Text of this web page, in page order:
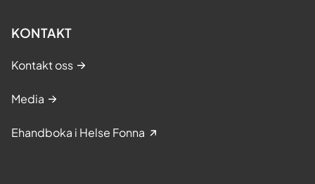
KONTAKT
Kontakt oss
Media
Ehandboka i Helse Fonna